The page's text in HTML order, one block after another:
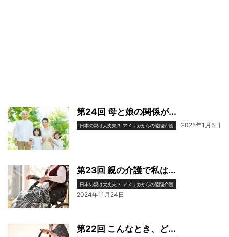
第24回 母と娘の関係が...
日本の親は大丈夫？ アメリカからの遠隔介護 2025年1月5日
第23回 親の介護で私は...
日本の親は大丈夫？ アメリカからの遠隔介護
2024年11月24日
第22回 こんなとき、ど...